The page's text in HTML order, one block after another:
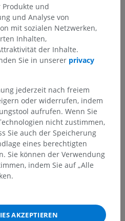
und
und Analyse von
mit sozialen Netzwerken,
Inhalten,
der Inhalte.
Sie in unserer privacy
jederzeit nach freiem
oder widerrufen, indem
aufrufen. Wenn Sie
nicht zustimmen,
Sie auch der Speicherung
eines berechtigten
Sie können der Verwendung
indem Sie auf „Alle
AKZEPTIEREN